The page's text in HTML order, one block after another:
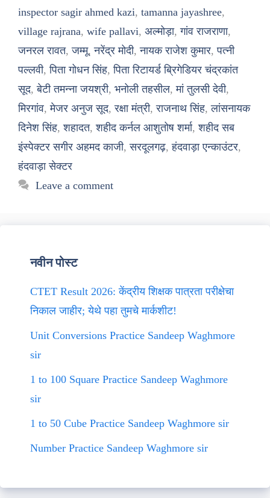
inspector sagir ahmed kazi, tamanna jayashree,
village rajrana, wife pallavi, अल्मोड़ा,गांव राजराणा,
जनरल रावत,जम्मू,नरेंद्र मोदी,नायक राजेश कुमार,पत्नी
पल्लवी,पिता गोधन सिंह,पिता रिटायर्ड ब्रिगेडियर चंद्रकांत
सूद,बेटी तमन्ना जयश्री, भनोली तहसील,मां तुलसी देवी,
मिरगांव,मेजर अनुज सूद,रक्षा मंत्री,राजनाथ सिंह,लांसनायक
दिनेश सिंह,शहादत,शहीद कर्नल आशुतोष शर्मा,शहीद सब
इंस्पेक्टर सगीर अहमद काजी,सरदूलगढ़,हंदवाड़ा एन्काउंटर,
हंदवाड़ा सेक्टर
Leave a comment
नवीन पोस्ट
CTET Result 2026: केंद्रीय शिक्षक पात्रता परीक्षेचा
निकाल जाहीर; येथे पहा तुमचे मार्कशीट!
Unit Conversions Practice Sandeep Waghmore
sir
1 to 100 Square Practice Sandeep Waghmore
sir
1 to 50 Cube Practice Sandeep Waghmore sir
Number Practice Sandeep Waghmore sir